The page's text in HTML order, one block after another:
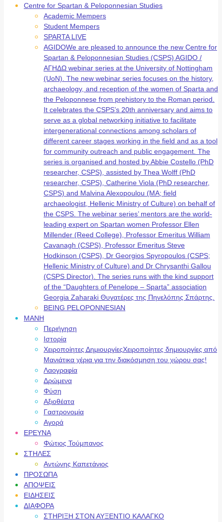
Centre for Spartan & Peloponnesian Studies
Academic Mempers
Student Mempers
SPARTA LIVE
AGIDOWe are pleased to announce the new Centre for
Spartan & Peloponnesian Studies (CSPS) AGIDO /
ΑΓΗΔΩ webinar series at the University of Nottingham
(UoN). The new webinar series focuses on the history,
archaeology, and reception of the women of Sparta and
the Peloponnese from prehistory to the Roman period.
It celebrates the CSPS’s 20th anniversary and aims to
serve as a global networking initiative to facilitate
intergenerational connections among scholars of
different career stages working in the field and as a tool
for community outreach and public engagement. The
series is organised and hosted by Abbie Costello (PhD
researcher, CSPS), assisted by Thea Wolff (PhD
researcher, CSPS), Catherine Viola (PhD researcher,
CSPS) and Malvina Alexopoulou (MA; field
archaeologist, Hellenic Ministry of Culture) on behalf of
the CSPS. The webinar series’ mentors are the world-
leading expert on Spartan women Professor Ellen
Millender (Reed College), Professor Emeritus William
Cavanagh (CSPS), Professor Emeritus Steve
Hodkinson (CSPS), Dr Georgios Spyropoulos (CSPS;
Hellenic Ministry of Culture) and Dr Chrysanthi Gallou
(CSPS Director). The series runs with the kind support
of the “Daughters of Penelope – Sparta” association
Georgia Zaharaki Θυγατέρες της Πηνελόπης Σπάρτης.
BEING PELOPONNESIAN
ΜΑΝΗ
Περιήγηση
Ιστορία
Χειροποίητες ΔημιουργίεςΧειροποίητες δημιουργίες από
Μανιάτικα χέρια για την διακόσμηση του χώρου σας!
Λαογραφία
Δρώμενα
Φύση
Αξιοθέατα
Γαστρονομία
Αγορά
ΕΡΕΥΝΑ
Φώτιος Τούμπανος
ΣΤΗΛΕΣ
Αντώνης Καπετάνιος
ΠΡΟΣΩΠΑ
ΑΠΟΨΕΙΣ
ΕΙΔΗΣΕΙΣ
ΔΙΑΦΟΡΑ
ΣΤΗΡΙΞΗ ΣΤΟΝ ΑΥΞΕΝΤΙΟ ΚΑΛΑΓΚΟ